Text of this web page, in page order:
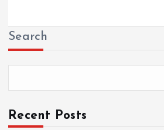
Search
Recent Posts